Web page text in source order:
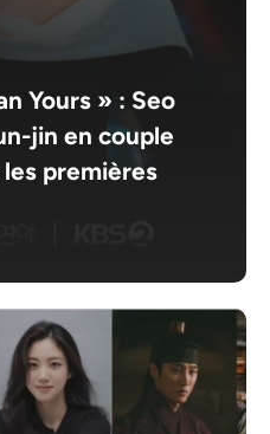
Yours » : Seo
jin en couple
les premières